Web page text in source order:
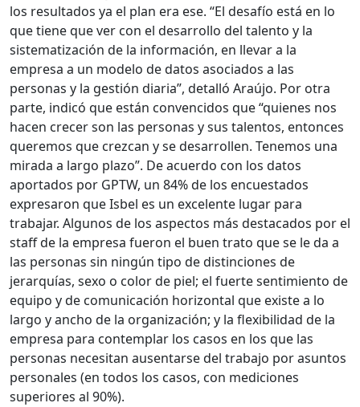
los resultados ya el plan era ese. “El desafío está en lo
que tiene que ver con el desarrollo del talento y la
sistematización de la información, en llevar a la
empresa a un modelo de datos asociados a las
personas y la gestión diaria”, detalló Araújo. Por otra
parte, indicó que están convencidos que “quienes nos
hacen crecer son las personas y sus talentos, entonces
queremos que crezcan y se desarrollen. Tenemos una
mirada a largo plazo”. De acuerdo con los datos
aportados por GPTW, un 84% de los encuestados
expresaron que Isbel es un excelente lugar para
trabajar. Algunos de los aspectos más destacados por el
staff de la empresa fueron el buen trato que se le da a
las personas sin ningún tipo de distinciones de
jerarquías, sexo o color de piel; el fuerte sentimiento de
equipo y de comunicación horizontal que existe a lo
largo y ancho de la organización; y la flexibilidad de la
empresa para contemplar los casos en los que las
personas necesitan ausentarse del trabajo por asuntos
personales (en todos los casos, con mediciones
superiores al 90%).